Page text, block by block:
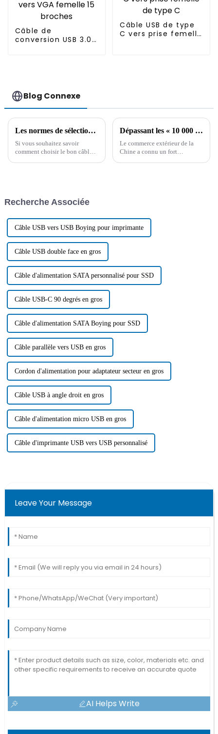
Câble de
conversion USB 3.0
Câble USB de type
C vers prise femelle
Blog Connexe
Les normes de sélection du câble allume-cigare de voiture et ses précautions d'utilisation
Si vous souhaitez savoir
comment choisir le bon câble
Unis.
Dépassant les « 10 000 milliards », le taux de croissance du volume des importations et des exportations de la Chine au premier trimestre a atteint un nouveau sommet.
Le commerce extérieur de la
Chine a connu un fort
exportations, on compte
notamment les produits de
Recherche Associée
Câble USB vers USB Boying pour imprimante
Câble USB double face en gros
Câble d'alimentation SATA personnalisé pour SSD
Câble USB-C 90 degrés en gros
Câble d'alimentation SATA Boying pour SSD
Câble parallèle vers USB en gros
Cordon d'alimentation pour adaptateur secteur en gros
Câble USB à angle droit en gros
Câble d'alimentation micro USB en gros
Câble d'imprimante USB vers USB personnalisé
Leave Your Message
AI Helps Write